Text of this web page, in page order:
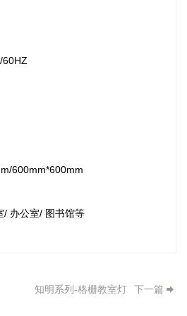
60HZ
600mm*600mm
/ 办公室/ 图书馆等
知明系列-格栅教室灯
下一篇